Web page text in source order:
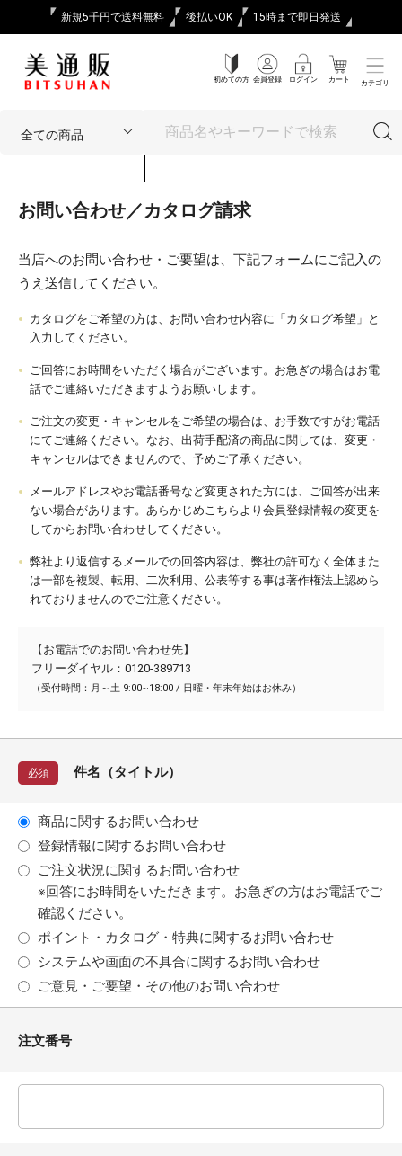
新規5千円で送料無料 後払いOK 15時まで即日発送
初めての方 会員登録 ログイン カート カテゴリ
お問い合わせ／カタログ請求
当店へのお問い合わせ・ご要望は、下記フォームにご記入の
うえ送信してください。
カタログをご希望の方は、お問い合わせ内容に「カタログ希望」と
入力してください。
ご回答にお時間をいただく場合がございます。お急ぎの場合はお電
話でご連絡いただきますようお願いします。
ご注文の変更・キャンセルをご希望の場合は、お手数ですがお電話
にてご連絡ください。なお、出荷手配済の商品に関しては、変更・
キャンセルはできませんので、予めご了承ください。
メールアドレスやお電話番号など変更された方には、ご回答が出来
ない場合があります。あらかじめこちらより会員登録情報の変更を
してからお問い合わせしてください。
弊社より返信するメールでの回答内容は、弊社の許可なく全体また
は一部を複製、転用、二次利用、公表等する事は著作権法上認めら
れておりませんのでご注意ください。
【お電話でのお問い合わせ先】
フリーダイヤル：0120-389713
（受付時間：月～土 9:00~18:00 / 日曜・年末年始はお休み）
必須 件名（タイトル）
商品に関するお問い合わせ
登録情報に関するお問い合わせ
ご注文状況に関するお問い合わせ
※回答にお時間をいただきます。お急ぎの方はお電話でご
確認ください。
ポイント・カタログ・特典に関するお問い合わせ
システムや画面の不具合に関するお問い合わせ
ご意見・ご要望・その他のお問い合わせ
注文番号